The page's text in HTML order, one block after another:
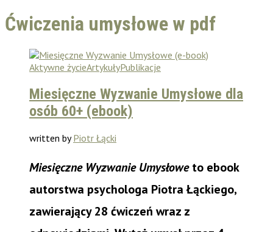
Ćwiczenia umysłowe w pdf
Aktywne życieArtykułyPublikacje
Miesięczne Wyzwanie Umysłowe dla
osób 60+ (ebook)
written byPiotr Łącki
Miesięczne Wyzwanie Umysłoweto ebook
autorstwa psychologa Piotra Łąckiego,
zawierający 28 ćwiczeń wraz z